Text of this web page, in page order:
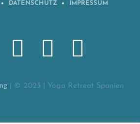
DATENSCHUTZ IMPRESSUM
| © 2023 | Yoga Retreat Spanien